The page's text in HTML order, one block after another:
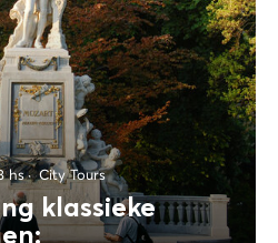
hs City Tours
klassieke